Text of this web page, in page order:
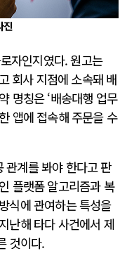
진
자인지였다. 원고는
회사 지점에 소속돼 배
명칭은 ‘배송대행 업무
앱에 접속해 주문을 수
관계를 봐야 한다고 판
플랫폼 알고리즘과 복
식에 관여하는 특성을
난해 타다 사건에서 제
것이다.